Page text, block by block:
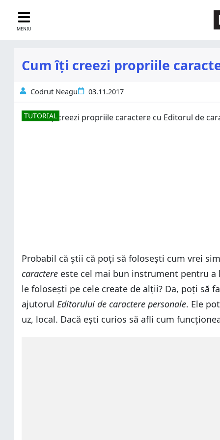
MENIU
Cum îți creezi propriile
Codrut Neagu 03.11.2017
TUTORIAL
Probabil că știi că poți să folosești cum vrei
caractere este cel mai bun instrument pentru a
le folosești pe cele create de alții? Da, poți să
ajutorul Editorului de caractere personale. Ele
uz, local. Dacă ești curios să afli cum